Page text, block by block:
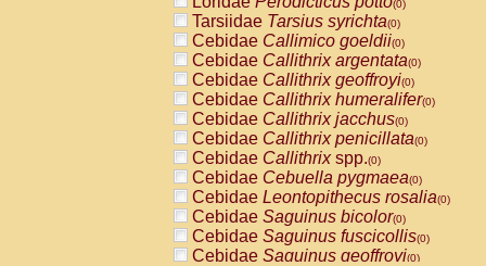
(0)
Tarsiidae Tarsius syrichta(0)
Cebidae Callimico goeldii(0)
Cebidae Callithrix argentata(0)
Cebidae Callithrix geoffroyi(0)
Cebidae Callithrix humeralifer(0)
Cebidae Callithrix jacchus(0)
Cebidae Callithrix penicillata(0)
Cebidae Callithrixspp.(0)
Cebidae Cebuella pygmaea(0)
Cebidae Leontopithecus rosalia(0)
Cebidae Saguinus bicolor(0)
Cebidae Saguinus fuscicollis(0)
Cebidae Saguinus geoffroyi(0)